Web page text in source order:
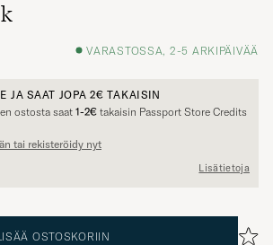
VARASTOSSA, 2-5 ARKIPÄIVÄÄ
JA SAAT JOPA2€ TAKAISIN
ostosta saat1-2€ takaisin Passport Store Credits
tai rekisteröidy nyt
Lisätietoja
OSTOSKORIIN